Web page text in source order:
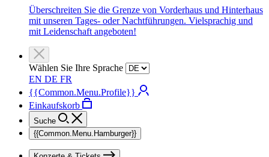
Überschreiten Sie die Grenze von Vorderhaus und Hinterhaus
mit unseren Tages- oder Nachtführungen. Vielsprachig und
mit Leidenschaft angeboten!
Wählen Sie Ihre Sprache
EN DE FR
{{Common.Menu.Profile}}
Einkaufskorb
Suche
{{Common.Menu.Hamburger}}